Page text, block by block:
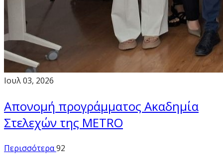
Ιουλ 03, 2026
Απονομή προγράμματος Ακαδημία
Στελεχών της METRO
Περισσότερα92